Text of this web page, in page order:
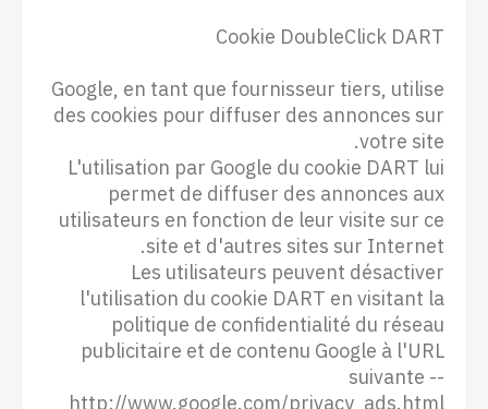
Cookie DoubleClick DART
Google, en tant que fournisseur tiers, utilise
des cookies pour diffuser des annonces sur
votre site.
L'utilisation par Google du cookie DART lui
permet de diffuser des annonces aux
utilisateurs en fonction de leur visite sur ce
site et d'autres sites sur Internet.
Les utilisateurs peuvent désactiver
l'utilisation du cookie DART en visitant la
politique de confidentialité du réseau
publicitaire et de contenu Google à l'URL
suivante --
http://www.google.com/privacy_ads.html